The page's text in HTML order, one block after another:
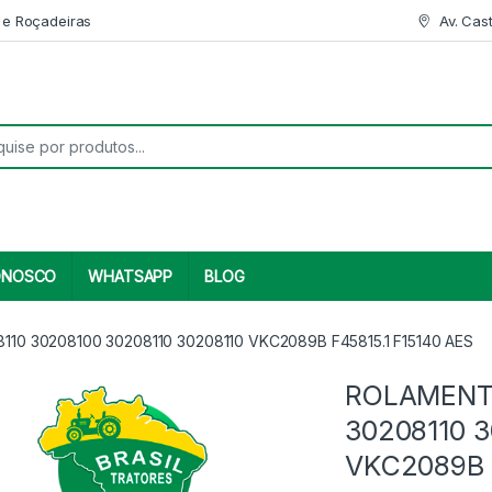
Roçadeiras Av.
WHATSAPP BLOG
30208100 30208110 30208110 VKC2089B F45815.1 F15140 AES
30208110
VKC2089B